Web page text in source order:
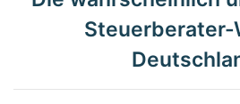
Steuerberater-